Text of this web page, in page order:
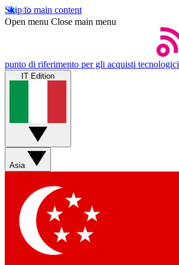
Skip to main content
Open menu Close main menu
punto di riferimento per gli acquisti tecnologici
IT Edition
Asia